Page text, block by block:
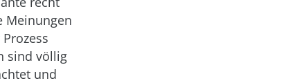
Meinungen
sind völlig
und